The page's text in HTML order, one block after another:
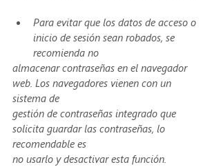
Para evitar que los datos de acceso o
inicio de sesión sean robados, se
recomienda no
almacenar contraseñas en el navegador
web. Los navegadores vienen con un
sistema de
gestión de contraseñas integrado que
solicita guardar las contraseñas, lo
recomendable es
no usarlo y desactivar esta función.